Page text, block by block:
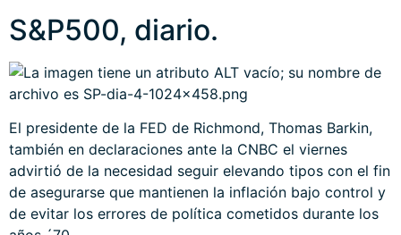
S&P500, diario.
El presidente de la FED de Richmond, Thomas Barkin,
también en declaraciones ante la CNBC el viernes
advirtió de la necesidad seguir elevando tipos con el fin
de asegurarse que mantienen la inflación bajo control y
de evitar los errores de política cometidos durante los